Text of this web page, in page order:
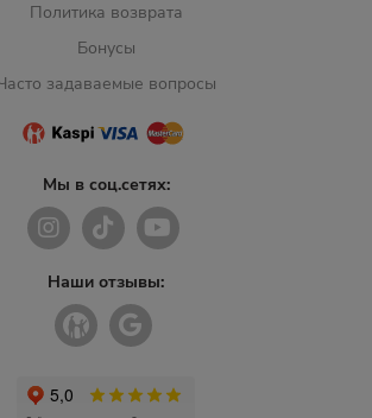
Политика возврата
Бонусы
задаваемые вопросы
Мы в соц.сетях:
Наши отзывы: